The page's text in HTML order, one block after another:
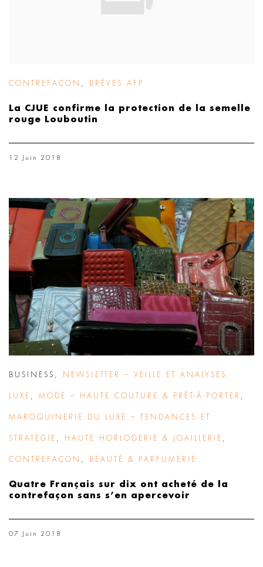
CONTREFAÇON BRÈVES AFP
La CJUE confirme la protection de la semelle
rouge Louboutin
12 Juin 2018
BUSINESS NEWSLETTER – VEILLE ET ANALYSES
LUXE MODE – HAUTE COUTURE & PRÊT-À-PORTER
MAROQUINERIE DU LUXE – TENDANCES ET
STRATÉGIE HAUTE HORLOGERIE & JOAILLERIE
CONTREFAÇON BEAUTÉ & PARFUMERIE
Quatre Français sur dix ont acheté de la
contrefaçon sans s’en apercevoir
07 Juin 2018